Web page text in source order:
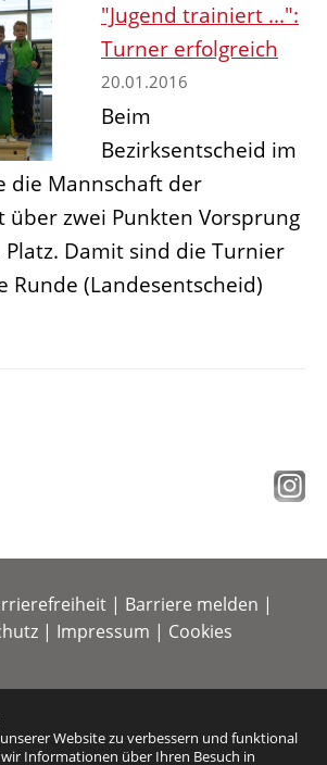
Website zu verbessern und funktional
Informationen über Ihren Besuch in
"Jugend trainiert ...":
Turner erfolgreich
20.01.2016
Beim
Bezirksentscheid im
die Mannschaft der
über zwei Punkten Vorsprung
Damit sind die Turnier
Runde (Landesentscheid)
| Barriere melden |
| Impressum | Cookies